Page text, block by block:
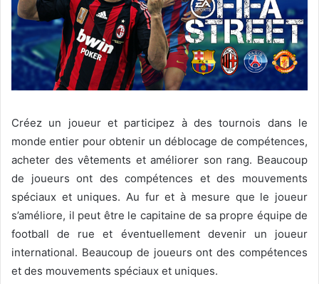
Créez un joueur et participez à des tournois dans le
monde entier pour obtenir un déblocage de compétences,
acheter des vêtements et améliorer son rang. Beaucoup
de joueurs ont des compétences et des mouvements
spéciaux et uniques. Au fur et à mesure que le joueur
s’améliore, il peut être le capitaine de sa propre équipe de
football de rue et éventuellement devenir un joueur
international. Beaucoup de joueurs ont des compétences
et des mouvements spéciaux et uniques.